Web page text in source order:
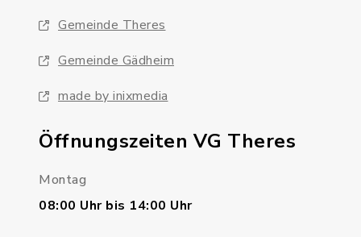
Gemeinde Theres
Gemeinde Gädheim
made by inixmedia
Öffnungszeiten VG Theres
Montag
08:00 Uhr bis 14:00 Uhr